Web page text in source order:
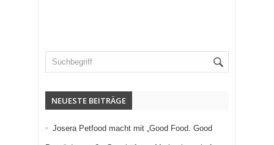
NEUESTE BEITRÄGE
Josera Petfood macht mit „Good Food. Good